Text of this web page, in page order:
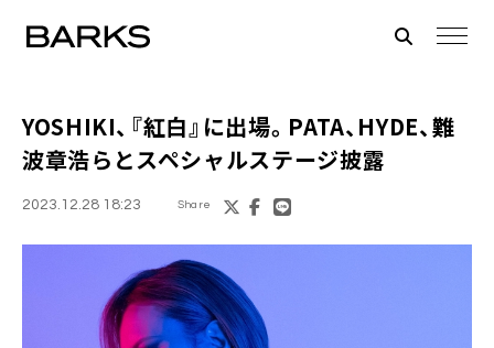
YOSHIKI、『紅白』に出場。PATA、HYDE、難
波章浩らとスペシャルステージ披露
2023.12.28 18:23 Share